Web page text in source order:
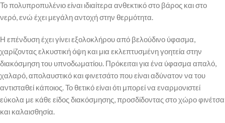
Το πολυπροπυλένιο είναι ιδιαίτερα ανθεκτικό στο βάρος και στο
νερό, ενώ έχει μεγάλη αντοχή στην θερμότητα.
Η επένδυση έχει γίνει εξολοκλήρου από βελούδινο ύφασμα,
χαρίζοντας ελκυστική όψη και μια εκλεπτυσμένη γοητεία στην
διακόσμηση του υπνοδωματίου. Πρόκειται για ένα ύφασμα απαλό,
χαλαρό, απολαυστικό και φινετσάτο που είναι αδύνατον να του
αντισταθεί κάποιος. Το θετικό είναι ότι μπορεί να εναρμονιστεί
εύκολα με κάθε είδος διακόσμησης, προσδίδοντας στο χώρο φινέτσα
και καλαισθησία.